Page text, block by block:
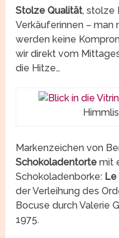
Stolze Qualität, stolze
Verkäuferinnen –
werden keine
wir direkt vom
die Hitze…
Markenzeichen von
Schokoladentorte mit
Schokoladenborke:
der Verleihung des
Bocuse durch Valerie
1975.